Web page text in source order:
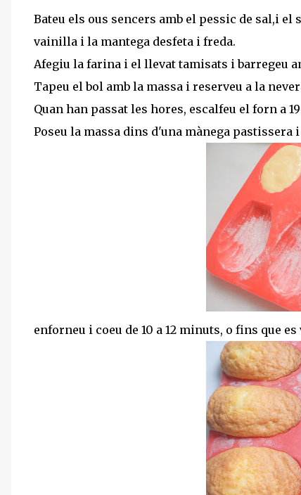
Bateu els ous sencers amb el pessic de sal,i
vainilla i la mantega desfeta i freda.
Afegiu la farina i el llevat tamisats i barregeu
Tapeu el bol amb la massa i reserveu a la
Quan han passat les hores, escalfeu el forn a
Poseu la massa dins d'una mànega pastissera
enforneu i coeu de 10 a 12 minuts, o fins que